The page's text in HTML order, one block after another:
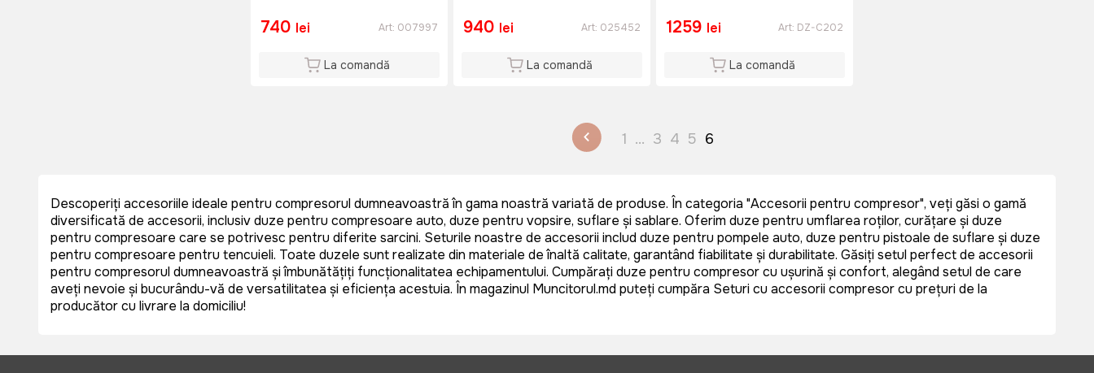
740 lei Art: 007997
La comandă
940 lei Art: 025452
La comandă
1259 lei Art: DZ-C202
La comandă
1 ... 3 4 5 6
Descoperiți accesoriile ideale pentru compresorul dumneavoastră în gama noastră variată de produse. În categoria "Accesorii pentru compresor", veți găsi o gamă
diversificată de accesorii, inclusiv duze pentru compresoare auto, duze pentru vopsire, suflare și sablare. Oferim duze pentru umflarea roților, curățare și duze
pentru compresoare care se potrivesc pentru diferite sarcini. Seturile noastre de accesorii includ duze pentru pompele auto, duze pentru pistoale de suflare și duze
pentru compresoare pentru tencuieli. Toate duzele sunt realizate din materiale de înaltă calitate, garantând fiabilitate și durabilitate. Găsiți setul perfect de accesorii
pentru compresorul dumneavoastră și îmbunătățiți funcționalitatea echipamentului. Cumpărați duze pentru compresor cu ușurință și confort, alegând setul de care
aveți nevoie și bucurându-vă de versatilitatea și eficiența acestuia. În magazinul Muncitorul.md puteți cumpăra Seturi cu accesorii compresor cu prețuri de la
producător cu livrare la domiciliu!